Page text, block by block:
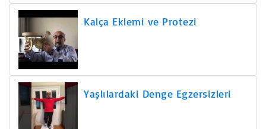
Kalça Eklemi ve Protezi
Yaşlılardaki Denge Egzersizleri